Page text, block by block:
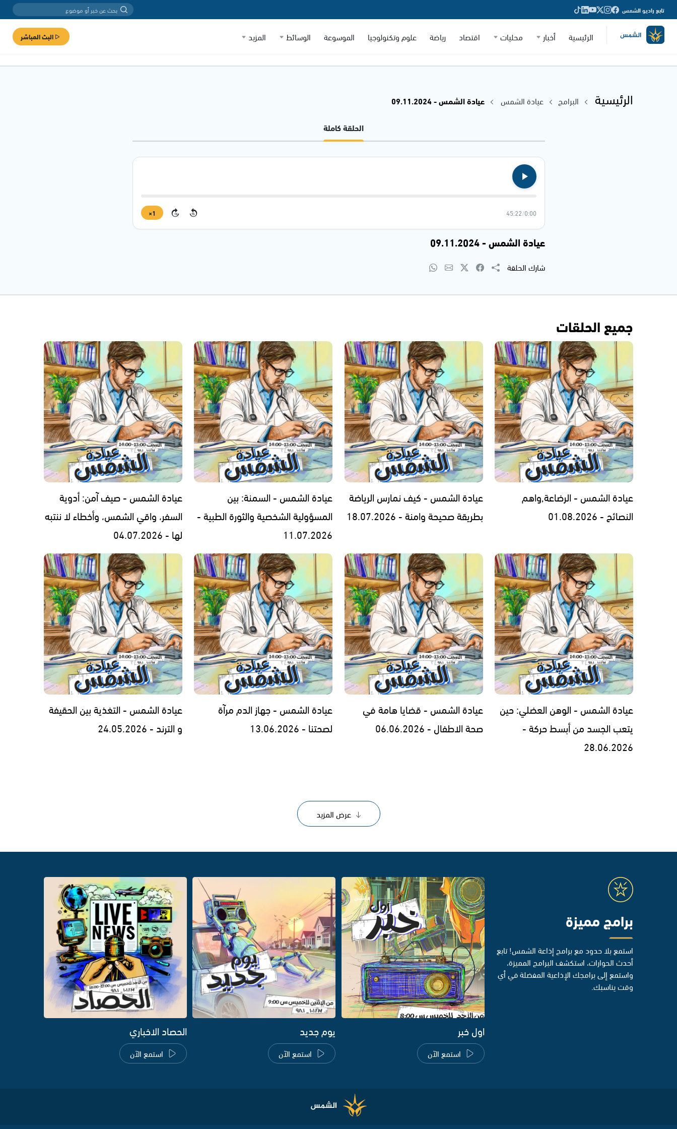
تابع راديو الشمس
الرئيسية أخبار محليات اقتصاد رياضة علوم وتكنولوجيا الموسوعة الوسائط المزيد البث المباشر
الرئيسية البرامج عيادة الشمس
عيادة الشمس - 09.11.2024
الحلقة كاملة
0:00
/
45:22
15
15
1×
عيادة الشمس - 09.11.2024
شارك الحلقة
جميع الحلقات
عيادة الشمس - الرضاعة,واهم
النصائح - 01.08.2026
عيادة الشمس - كيف نمارس الرياضة
بطريقة صحيحة وامنة - 18.07.2026
عيادة الشمس - السمنة: بين
المسؤولية الشخصية والثورة الطبية -
11.07.2026
عيادة الشمس - صيف آمن: أدوية
السفر، واقي الشمس، وأخطاء لا ننتبه
لها - 04.07.2026
عيادة الشمس - الوهن العضلي: حين
يتعب الجسد من أبسط حركة -
28.06.2026
عيادة الشمس - قضايا هامة في
صحة الاطفال - 06.06.2026
عيادة الشمس - جهاز الدم مرآة
لصحتنا - 13.06.2026
عيادة الشمس - التغذية بين الحقيفة
و الترند - 24.05.2026
عرض المزيد
برامج مميزة
استمع بلا حدود مع برامج إذاعة الشمس! تابع
أحدث الحوارات، استكشف البرامج المميزة،
واستمع إلى برامجك الإذاعية المفضلة في أي
وقت يناسبك.
اول خبر
استمع الآن
يوم جديد
استمع الآن
الحصاد الاخباري
استمع الآن